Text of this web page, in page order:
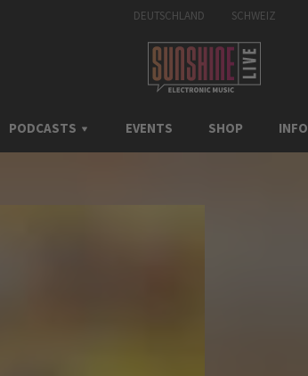
DEUTSCHLAND SCHWEIZ
PODCASTS EVENTS SHOP INFO